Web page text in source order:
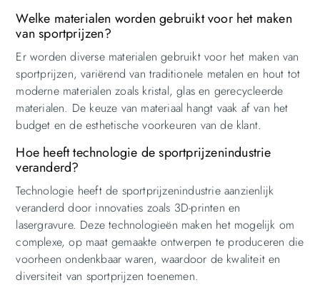
Welke materialen worden gebruikt voor het maken
van sportprijzen?
Er worden diverse materialen gebruikt voor het maken van
sportprijzen, variërend van traditionele metalen en hout tot
moderne materialen zoals kristal, glas en gerecycleerde
materialen. De keuze van materiaal hangt vaak af van het
budget en de esthetische voorkeuren van de klant.
Hoe heeft technologie de sportprijzenindustrie
veranderd?
Technologie heeft de sportprijzenindustrie aanzienlijk
veranderd door innovaties zoals 3D-printen en
lasergravure. Deze technologieën maken het mogelijk om
complexe, op maat gemaakte ontwerpen te produceren die
voorheen ondenkbaar waren, waardoor de kwaliteit en
diversiteit van sportprijzen toenemen.